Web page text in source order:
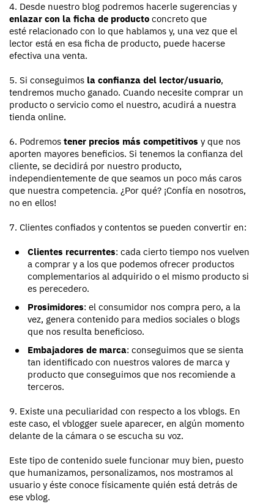
4. Desde nuestro blog podremos hacerle sugerencias y
enlazar con la ficha de producto concreto que
esté relacionado con lo que hablamos y, una vez que el
lector está en esa ficha de producto, puede hacerse
efectiva una venta.
5. Si conseguimos la confianza del lector/usuario,
tendremos mucho ganado. Cuando necesite comprar un
producto o servicio como el nuestro, acudirá a nuestra
tienda online.
6. Podremos tener precios más competitivos y que nos
aporten mayores beneficios. Si tenemos la confianza del
cliente, se decidirá por nuestro producto,
independientemente de que seamos un poco más caros
que nuestra competencia. ¿Por qué? ¡Confía en nosotros,
no en ellos!
7. Clientes confiados y contentos se pueden convertir en:
Clientes recurrentes: cada cierto tiempo nos vuelven
a comprar y a los que podemos ofrecer productos
complementarios al adquirido o el mismo producto si
es perecedero.
Prosimidores: el consumidor nos compra pero, a la
vez, genera contenido para medios sociales o blogs
que nos resulta beneficioso.
Embajadores de marca: conseguimos que se sienta
tan identificado con nuestros valores de marca y
producto que conseguimos que nos recomiende a
terceros.
9. Existe una peculiaridad con respecto a los vblogs. En
este caso, el vblogger suele aparecer, en algún momento
delante de la cámara o se escucha su voz.
Este tipo de contenido suele funcionar muy bien, puesto
que humanizamos, personalizamos, nos mostramos al
usuario y éste conoce físicamente quién está detrás de
ese vblog.